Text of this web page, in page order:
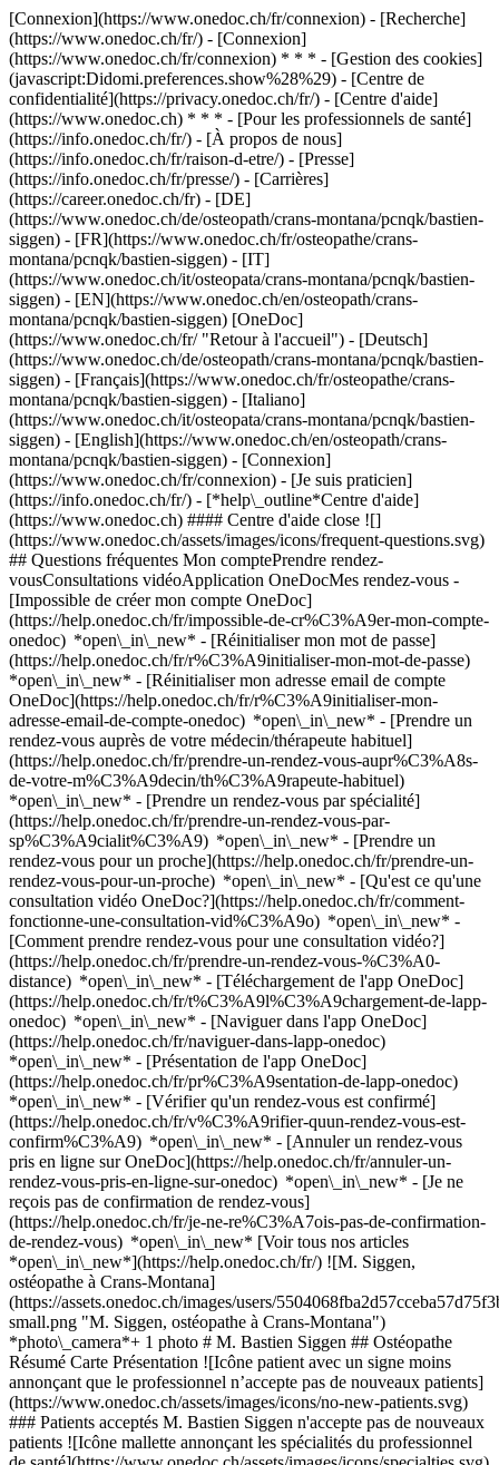
[Connexion](https://www.onedoc.ch/fr/connexion) - [Recherche]
(https://www.onedoc.ch/fr/) - [Connexion]
(https://www.onedoc.ch/fr/connexion) * * * - [Gestion des cookies]
(javascript:Didomi.preferences.show%28%29) - [Centre de
confidentialité](https://privacy.onedoc.ch/fr/) - [Centre d'aide]
(https://www.onedoc.ch) * * * - [Pour les professionnels de santé]
(https://info.onedoc.ch/fr/) - [À propos de nous]
(https://info.onedoc.ch/fr/raison-d-etre/) - [Presse]
(https://info.onedoc.ch/fr/presse/) - [Carrières]
(https://career.onedoc.ch/fr) - [DE]
(https://www.onedoc.ch/de/osteopath/crans-montana/pcnqk/bastien-
siggen) - [FR](https://www.onedoc.ch/fr/osteopathe/crans-
montana/pcnqk/bastien-siggen) - [IT]
(https://www.onedoc.ch/it/osteopata/crans-montana/pcnqk/bastien-
siggen) - [EN](https://www.onedoc.ch/en/osteopath/crans-
montana/pcnqk/bastien-siggen) [OneDoc]
(https://www.onedoc.ch/fr/ "Retour à l'accueil") - [Deutsch]
(https://www.onedoc.ch/de/osteopath/crans-montana/pcnqk/bastien-
siggen) - [Français](https://www.onedoc.ch/fr/osteopathe/crans-
montana/pcnqk/bastien-siggen) - [Italiano]
(https://www.onedoc.ch/it/osteopata/crans-montana/pcnqk/bastien-
siggen) - [English](https://www.onedoc.ch/en/osteopath/crans-
montana/pcnqk/bastien-siggen) - [Connexion]
(https://www.onedoc.ch/fr/connexion) - [Je suis praticien]
(https://info.onedoc.ch/fr/) - [*help\_outline*Centre d'aide]
(https://www.onedoc.ch) #### Centre d'aide close ![]
(https://www.onedoc.ch/assets/images/icons/frequent-questions.svg)
## Questions fréquentes Mon comptePrendre rendez-
vousConsultations vidéoApplication OneDocMes rendez-vous -
[Impossible de créer mon compte OneDoc]
(https://help.onedoc.ch/fr/impossible-de-cr%C3%A9er-mon-compte-
onedoc) *open\_in\_new* - [Réinitialiser mon mot de passe]
(https://help.onedoc.ch/fr/r%C3%A9initialiser-mon-mot-de-passe)
*open\_in\_new* - [Réinitialiser mon adresse email de compte
OneDoc](https://help.onedoc.ch/fr/r%C3%A9initialiser-mon-
adresse-email-de-compte-onedoc) *open\_in\_new* - [Prendre un
rendez-vous auprès de votre médecin/thérapeute habituel]
(https://help.onedoc.ch/fr/prendre-un-rendez-vous-aupr%C3%A8s-
de-votre-m%C3%A9decin/th%C3%A9rapeute-habituel)
*open\_in\_new* - [Prendre un rendez-vous par spécialité]
(https://help.onedoc.ch/fr/prendre-un-rendez-vous-par-
sp%C3%A9cialit%C3%A9) *open\_in\_new* - [Prendre un
rendez-vous pour un proche](https://help.onedoc.ch/fr/prendre-un-
rendez-vous-pour-un-proche) *open\_in\_new* - [Qu'est ce qu'une
consultation vidéo OneDoc?](https://help.onedoc.ch/fr/comment-
fonctionne-une-consultation-vid%C3%A9o) *open\_in\_new* -
[Comment prendre rendez-vous pour une consultation vidéo?]
(https://help.onedoc.ch/fr/prendre-un-rendez-vous-%C3%A0-
distance) *open\_in\_new* - [Téléchargement de l'app OneDoc]
(https://help.onedoc.ch/fr/t%C3%A9l%C3%A9chargement-de-lapp-
onedoc) *open\_in\_new* - [Naviguer dans l'app OneDoc]
(https://help.onedoc.ch/fr/naviguer-dans-lapp-onedoc)
*open\_in\_new* - [Présentation de l'app OneDoc]
(https://help.onedoc.ch/fr/pr%C3%A9sentation-de-lapp-onedoc)
*open\_in\_new* - [Vérifier qu'un rendez-vous est confirmé]
(https://help.onedoc.ch/fr/v%C3%A9rifier-quun-rendez-vous-est-
confirm%C3%A9) *open\_in\_new* - [Annuler un rendez-vous
pris en ligne sur OneDoc](https://help.onedoc.ch/fr/annuler-un-
rendez-vous-pris-en-ligne-sur-onedoc) *open\_in\_new* - [Je ne
reçois pas de confirmation de rendez-vous]
(https://help.onedoc.ch/fr/je-ne-re%C3%A7ois-pas-de-confirmation-
de-rendez-vous) *open\_in\_new* [Voir tous nos articles
*open\_in\_new*](https://help.onedoc.ch/fr/) ![M. Siggen,
ostéopathe à Crans-Montana]
(https://assets.onedoc.ch/images/users/
small.png "M. Siggen, ostéopathe à Crans-Montana")
*photo\_camera*+ 1 photo # M. Bastien Siggen ## Ostéopathe
Résumé Carte Présentation ![Icône patient avec un signe moins
annonçant que le professionnel n’accepte pas de nouveaux patients]
(https://www.onedoc.ch/assets/images/icons/no-new-patients.svg)
### Patients acceptés M. Bastien Siggen n'accepte pas de nouveaux
patients ![Icône mallette annonçant les spécialités du professionnel